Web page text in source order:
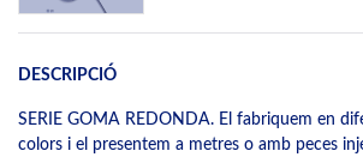
DESCRIPCIÓ
SERIE GOMA REDONDA. El fabriquem en
colors i el presentem a metres o amb peces